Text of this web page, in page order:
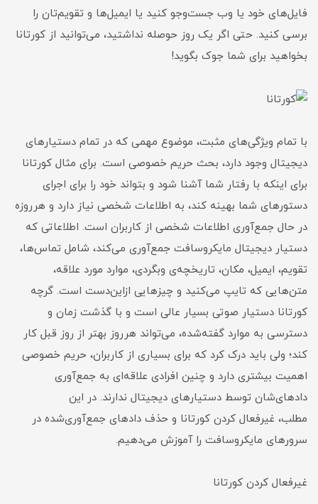
فایل‌های خود یا وب جست‌وجو کنید یا ایمیل‌ها و تقویم‌تان را
برسی کنید. حتی اگر یک روز حوصله نداشتید، می‌توانید از کورتانا
بخواهید برای شما جوک بگوید!
با تمام ویژگی‌های مثبت، موضوع مهمی که در تمام دستیارهای
دیجیتال وجود دارد، بحث حریم خصوصی است. برای مثال کورتانا
برای اینکه با رفتار شما آشنا شود و بتواند خود را برای اجرای
دستورها‌ی شما بهینه کند، به اطلاعات شخصی نیاز دارد و هرروزه
در حال جمع‌آوری اطلاعات شخصی از کاربران است. اطلاعاتی که
دستیار دیجیتال مایکروسافت جمع‌آوری می‌کند، شامل تماس‌ها،
تقویم، ایمیل، مکان، تاریخچه‌ی وبگردی، موارد مورد علاقه،
متن‌هایی که تایپ می‌کنید و چیزهایی ازاین‌دست است. گرچه
کورتانا دستیار صوتی بسیار عالی است و با گذشت زمان و
دسترسی به موارد گفته‌شده، می‌تواند هرروز بهتر از روز قبل کار
کند؛ ولی باید درک کرد که برای بسیاری از کاربران، حریم خصوصی
اهمیت بیشتری دارد و چنین افرادی علاقه‌ای به جمع‌آوری
دادهای‌شان توسط دستیارهای دیجیتال ندارند. در این
مطلب، غیرفعال کردن کورتانا و حذف دادهای جمع‌آوری‌شده در
سرورهای مایکروسافت را آموزش می‌دهیم.
غیرفعال کردن کورتانا